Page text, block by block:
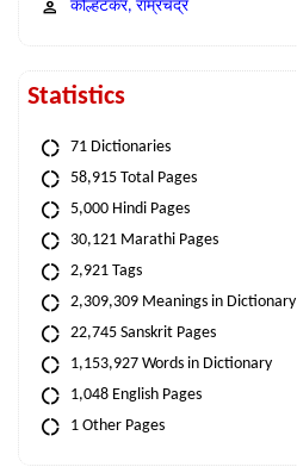
कोल्हटकर, राम्रचंद्र
Statistics
71 Dictionaries
58,915 Total Pages
5,000 Hindi Pages
30,121 Marathi Pages
2,921 Tags
2,309,309 Meanings in Dictionary
22,745 Sanskrit Pages
1,153,927 Words in Dictionary
1,048 English Pages
1 Other Pages